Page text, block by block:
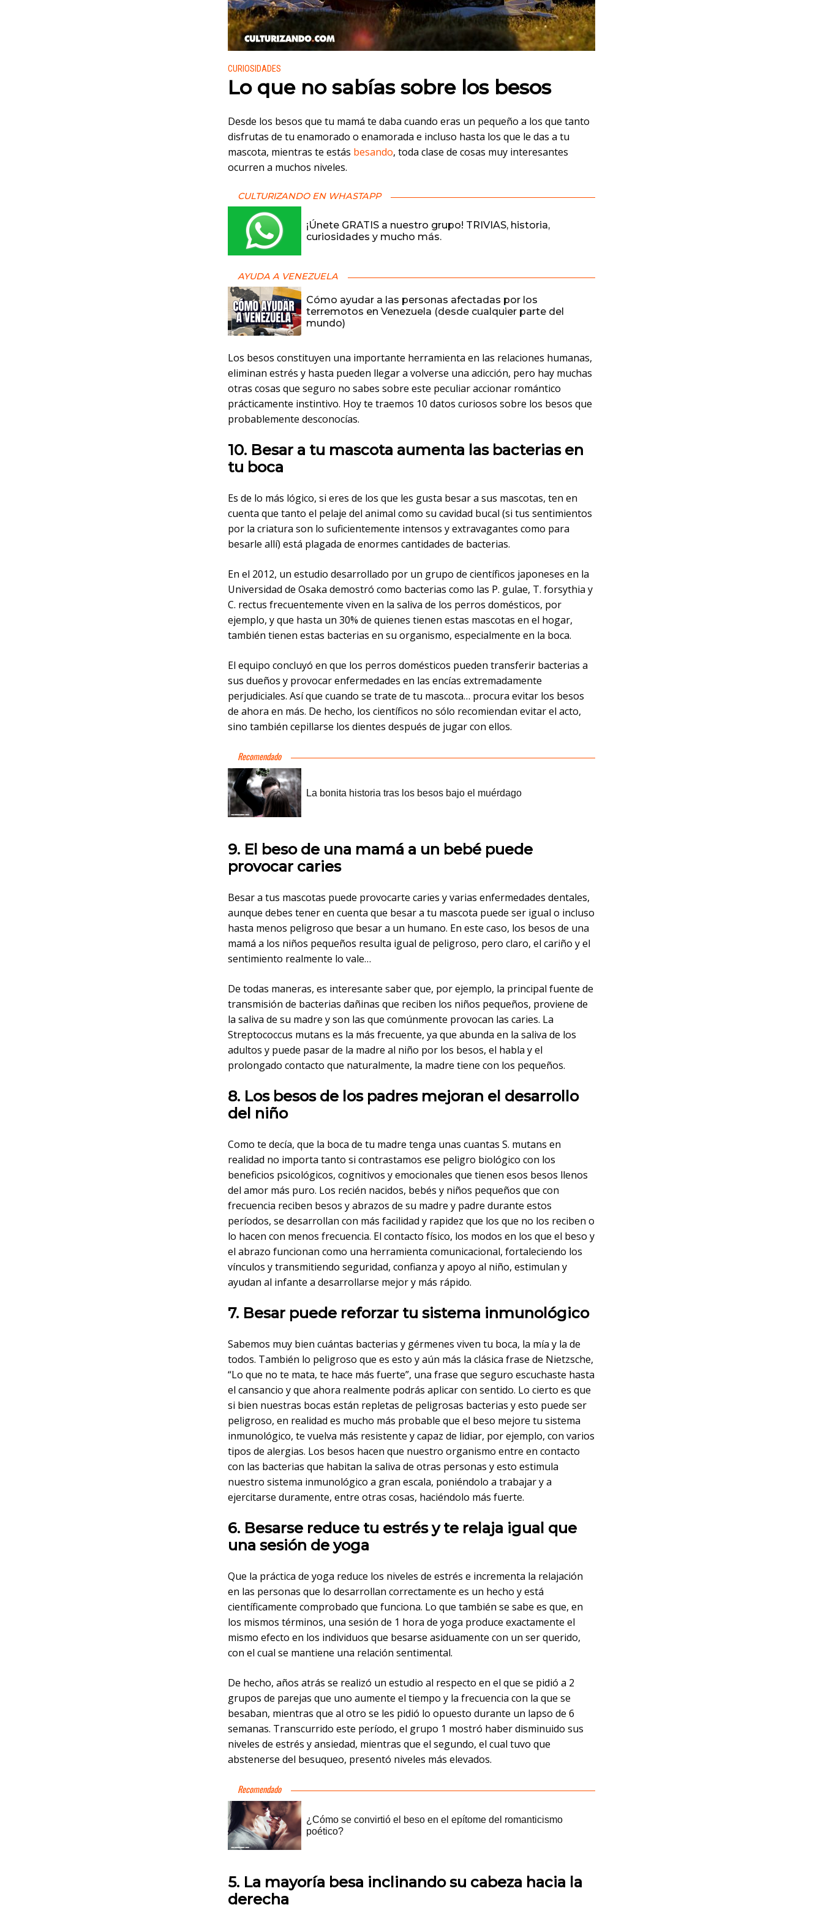
Publicado en:
CURIOSIDADES
Lo que no sabías sobre los besos
Desde los besos que tu mamá te daba cuando eras un pequeño a los que tanto
disfrutas de tu enamorado o enamorada e incluso hasta los que le das a tu
mascota, mientras te estás besando, toda clase de cosas muy interesantes
ocurren a muchos niveles.
CULTURIZANDO EN WHASTAPP
¡Únete GRATIS a nuestro grupo! TRIVIAS, historia,
curiosidades y mucho más.
AYUDA A VENEZUELA
Cómo ayudar a las personas afectadas por los
terremotos en Venezuela (desde cualquier parte del
mundo)
Los besos constituyen una importante herramienta en las relaciones humanas,
eliminan estrés y hasta pueden llegar a volverse una adicción, pero hay muchas
otras cosas que seguro no sabes sobre este peculiar accionar romántico
prácticamente instintivo. Hoy te traemos 10 datos curiosos sobre los besos que
probablemente desconocías.
10. Besar a tu mascota aumenta las bacterias en
tu boca
Es de lo más lógico, si eres de los que les gusta besar a sus mascotas, ten en
cuenta que tanto el pelaje del animal como su cavidad bucal (si tus sentimientos
por la criatura son lo suficientemente intensos y extravagantes como para
besarle allí) está plagada de enormes cantidades de bacterias.
En el 2012, un estudio desarrollado por un grupo de científicos japoneses en la
Universidad de Osaka demostró como bacterias como las P. gulae, T. forsythia y
C. rectus frecuentemente viven en la saliva de los perros domésticos, por
ejemplo, y que hasta un 30% de quienes tienen estas mascotas en el hogar,
también tienen estas bacterias en su organismo, especialmente en la boca.
El equipo concluyó en que los perros domésticos pueden transferir bacterias a
sus dueños y provocar enfermedades en las encías extremadamente
perjudiciales. Así que cuando se trate de tu mascota… procura evitar los besos
de ahora en más. De hecho, los científicos no sólo recomiendan evitar el acto,
sino también cepillarse los dientes después de jugar con ellos.
9. El beso de una mamá a un bebé puede
provocar caries
Besar a tus mascotas puede provocarte caries y varias enfermedades dentales,
aunque debes tener en cuenta que besar a tu mascota puede ser igual o incluso
hasta menos peligroso que besar a un humano. En este caso, los besos de una
mamá a los niños pequeños resulta igual de peligroso, pero claro, el cariño y el
sentimiento realmente lo vale…
De todas maneras, es interesante saber que, por ejemplo, la principal fuente de
transmisión de bacterias dañinas que reciben los niños pequeños, proviene de
la saliva de su madre y son las que comúnmente provocan las caries. La
Streptococcus mutans es la más frecuente, ya que abunda en la saliva de los
adultos y puede pasar de la madre al niño por los besos, el habla y el
prolongado contacto que naturalmente, la madre tiene con los pequeños.
8. Los besos de los padres mejoran el desarrollo
del niño
Como te decía, que la boca de tu madre tenga unas cuantas S. mutans en
realidad no importa tanto si contrastamos ese peligro biológico con los
beneficios psicológicos, cognitivos y emocionales que tienen esos besos llenos
del amor más puro. Los recién nacidos, bebés y niños pequeños que con
frecuencia reciben besos y abrazos de su madre y padre durante estos
períodos, se desarrollan con más facilidad y rapidez que los que no los reciben o
lo hacen con menos frecuencia. El contacto físico, los modos en los que el beso y
el abrazo funcionan como una herramienta comunicacional, fortaleciendo los
vínculos y transmitiendo seguridad, confianza y apoyo al niño, estimulan y
ayudan al infante a desarrollarse mejor y más rápido.
7. Besar puede reforzar tu sistema inmunológico
Sabemos muy bien cuántas bacterias y gérmenes viven tu boca, la mía y la de
todos. También lo peligroso que es esto y aún más la clásica frase de Nietzsche,
“Lo que no te mata, te hace más fuerte”, una frase que seguro escuchaste hasta
el cansancio y que ahora realmente podrás aplicar con sentido. Lo cierto es que
si bien nuestras bocas están repletas de peligrosas bacterias y esto puede ser
peligroso, en realidad es mucho más probable que el beso mejore tu sistema
inmunológico, te vuelva más resistente y capaz de lidiar, por ejemplo, con varios
tipos de alergias. Los besos hacen que nuestro organismo entre en contacto
con las bacterias que habitan la saliva de otras personas y esto estimula
nuestro sistema inmunológico a gran escala, poniéndolo a trabajar y a
ejercitarse duramente, entre otras cosas, haciéndolo más fuerte.
6. Besarse reduce tu estrés y te relaja igual que
una sesión de yoga
Que la práctica de yoga reduce los niveles de estrés e incrementa la relajación
en las personas que lo desarrollan correctamente es un hecho y está
científicamente comprobado que funciona. Lo que también se sabe es que, en
los mismos términos, una sesión de 1 hora de yoga produce exactamente el
mismo efecto en los individuos que besarse asiduamente con un ser querido,
con el cual se mantiene una relación sentimental.
De hecho, años atrás se realizó un estudio al respecto en el que se pidió a 2
grupos de parejas que uno aumente el tiempo y la frecuencia con la que se
besaban, mientras que al otro se les pidió lo opuesto durante un lapso de 6
semanas. Transcurrido este período, el grupo 1 mostró haber disminuido sus
niveles de estrés y ansiedad, mientras que el segundo, el cual tuvo que
abstenerse del besuqueo, presentó niveles más elevados.
5. La mayoría besa inclinando su cabeza hacia la
derecha